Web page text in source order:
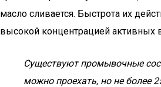
масло сливается. Быстрота их
высокой концентрацией активных
Существуют промывочные
можно проехать, но не более